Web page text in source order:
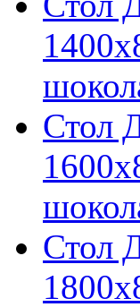
Стол
Стол